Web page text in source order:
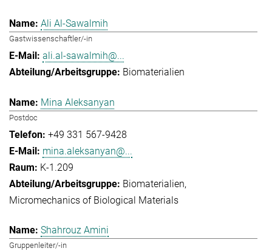
Ali Al-Sawalmih
Gastwissenschaftler/-in
ali.al-sawalmih@...
Biomaterialien
Mina Aleksanyan
Postdoc
+49 331 567-9428
mina.aleksanyan@...
K-1.209
Biomaterialien
Micromechanics of Biological Materials
Shahrouz Amini
Gruppenleiter/-in